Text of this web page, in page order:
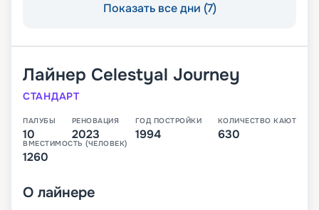
Показать все дни (7)
Лайнер Celestyal Journey
СТАНДАРТ
ПАЛУБЫ
10
РЕНОВАЦИЯ
2023
ГОД ПОСТРОЙКИ
1994
КОЛИЧЕСТВО КАЮТ
630
ВМЕСТИМОСТЬ (ЧЕЛОВЕК)
1260
О лайнере